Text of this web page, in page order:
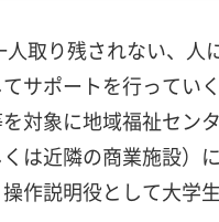
人取り残されない、
サポートを行ってい
対象に地域福祉セン
は近隣の商業施設）
作説明役として大学